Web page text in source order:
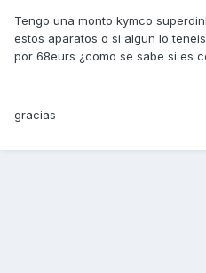
Tengo una monto kymco
estos aparatos o si algun lo
por 68eurs ¿como se sabe si es
gracias